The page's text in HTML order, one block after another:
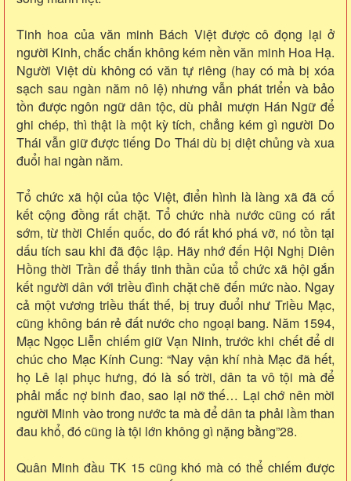
Tinh hoa của văn minh Bách Việt được cô đọng lại ở
người Kinh, chắc chắn không kém nền văn minh Hoa Hạ.
Người Việt dù không có văn tự riêng (hay có mà bị xóa
sạch sau ngàn năm nô lệ) nhưng vẫn phát triển và bảo
tồn được ngôn ngữ dân tộc, dù phải mượn Hán Ngữ để
ghi chép, thì thật là một kỳ tích, chẳng kém gì người Do
Thái vẫn giữ được tiếng Do Thái dù bị diệt chủng và xua
đuổi hai ngàn năm.
Tổ chức xã hội của tộc Việt, điển hình là làng xã đã cố
kết cộng đồng rất chặt. Tổ chức nhà nước cũng có rất
sớm, từ thời Chiến quốc, do đó rất khó phá vỡ, nó tồn tại
dấu tích sau khi đã độc lập. Hãy nhớ đến Hội Nghị Diên
Hồng thời Trần để thấy tinh thần của tổ chức xã hội gắn
kết người dân với triều đình chặt chẽ đến mức nào. Ngay
cả một vương triều thất thế, bị truy đuổi như Triều Mạc,
cũng không bán rẻ đất nước cho ngoại bang. Năm 1594,
Mạc Ngọc Liễn chiếm giữ Vạn Ninh, trước khi chết để di
chúc cho Mạc Kính Cung: “Nay vận khí nhà Mạc đã hết,
họ Lê lại phục hưng, đó là số trời, dân ta vô tội mà để
phải mắc nợ binh đao, sao lại nỡ thế… Lại chớ nên mời
người Minh vào trong nước ta mà để dân ta phải lầm than
đau khổ, đó cũng là tội lớn không gì nặng bằng”28.
Quân Minh đầu TK 15 cũng khó mà có thể chiếm được